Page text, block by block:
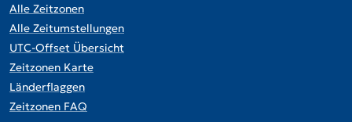
Alle Zeitzonen
Alle Zeitumstellungen
UTC-Offset Übersicht
Zeitzonen Karte
Länderflaggen
Zeitzonen FAQ